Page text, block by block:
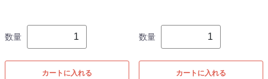
数量
カートに入れる
数量
カートに入れる